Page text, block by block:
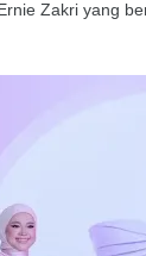
Zakri yang